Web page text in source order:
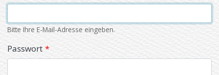
Bitte Ihre E-Mail-Adresse eingeben.
Passwort